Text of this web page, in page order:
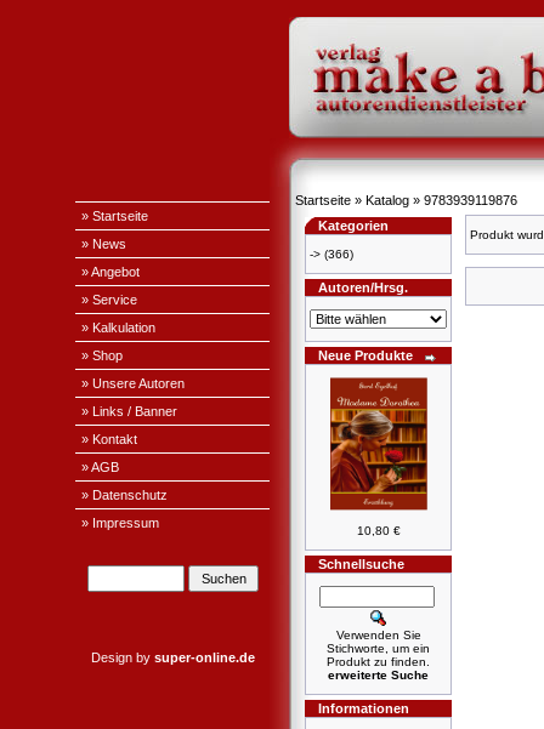
» Startseite
» News
» Angebot
» Service
» Kalkulation
» Shop
» Unsere Autoren
» Links / Banner
» Kontakt
» AGB
» Datenschutz
» Impressum
Design by super-online.de
Startseite » Katalog » 9783939119876
Kategorien
-> (366)
Autoren/Hrsg.
Neue Produkte
10,80 €
Schnellsuche
Verwenden Sie
Stichworte, um ein
Produkt zu finden.
erweiterte Suche
Informationen
Produkt